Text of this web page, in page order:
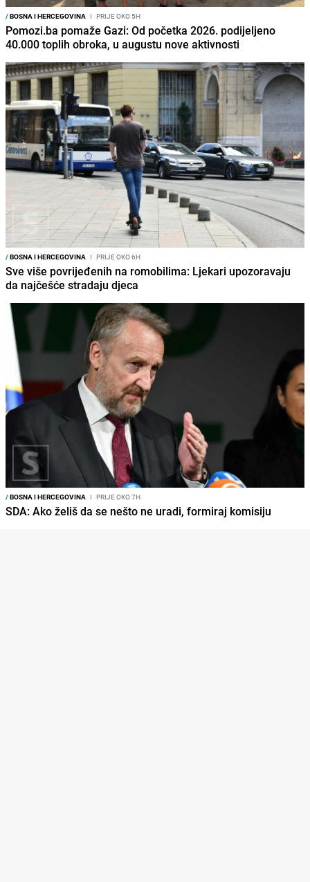
/BOSNA I HERCEGOVINA I PRIJE OKO 5H
Pomozi.ba pomaže Gazi: Od početka 2026. podijeljeno
40.000 toplih obroka, u augustu nove aktivnosti
/BOSNA I HERCEGOVINA I PRIJE OKO 6H
Sve više povrijeđenih na romobilima: Ljekari upozoravaju
da najčešće stradaju djeca
/BOSNA I HERCEGOVINA I PRIJE OKO 7H
SDA: Ako želiš da se nešto ne uradi, formiraj komisiju